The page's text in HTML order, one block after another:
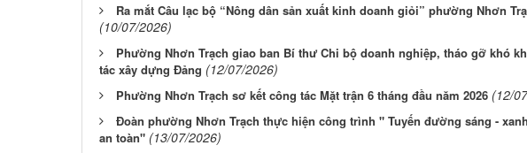
Ra mắt Câu lạc bộ “Nông dân sản xuất kinh doanh giỏi” phường Nhơn
(10/07/2026)
Phường Nhơn Trạch giao ban Bí thư Chi bộ doanh nghiệp, tháo gỡ khó
tác xây dựng Đảng (12/07/2026)
Phường Nhơn Trạch sơ kết công tác Mặt trận 6 tháng đầu năm 2026 (12/
Đoàn phường Nhơn Trạch thực hiện công trình " Tuyến đường sáng -
an toàn" (13/07/2026)